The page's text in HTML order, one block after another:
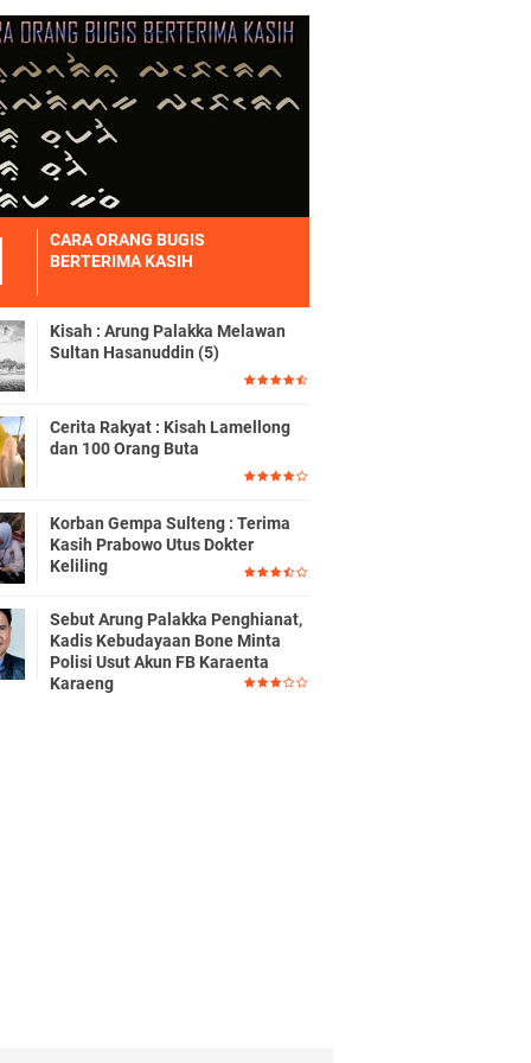
CARA ORANG BUGIS
BERTERIMA KASIH
Kisah : Arung Palakka Melawan
Sultan Hasanuddin (5)
Cerita Rakyat : Kisah Lamellong
dan 100 Orang Buta
Korban Gempa Sulteng : Terima
Kasih Prabowo Utus Dokter
Keliling
Sebut Arung Palakka Penghianat,
Kadis Kebudayaan Bone Minta
Polisi Usut Akun FB Karaenta
Karaeng